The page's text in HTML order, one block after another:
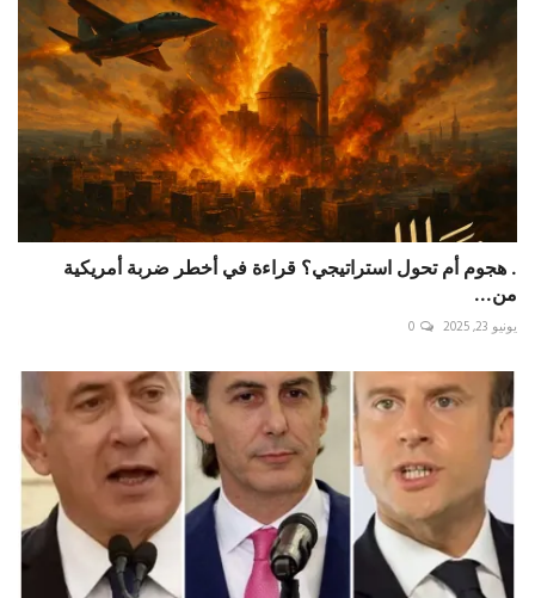
. هجوم أم تحول استراتيجي؟ قراءة في أخطر ضربة أمريكية
من...
يونيو 23, 2025 0